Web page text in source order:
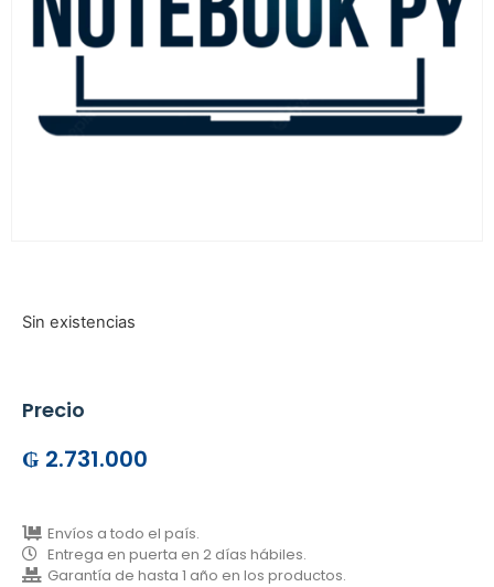
Sin existencias
Precio
₲ 2.731.000
Envíos a todo el país.
Entrega en puerta en 2 días hábiles.
Garantía de hasta 1 año en los productos.